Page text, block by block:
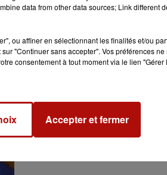
géante ! Au programme : fanfares et
data from other data sources; Link different
ou affiner en sélectionnant les finalités et/ou
"Continuer sans accepter". Vos préférences
consentement à tout moment via le lien
Accepter et fermer